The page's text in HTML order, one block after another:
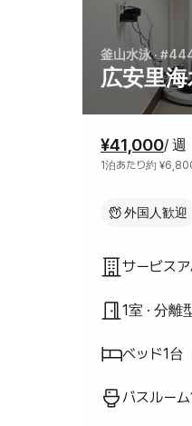
釜山水泳·
広安里
¥41,000/ 週
1泊あたり約
外国人歓迎
間取り
サービス
1室 · 分離
ベッド1台
バスルーム